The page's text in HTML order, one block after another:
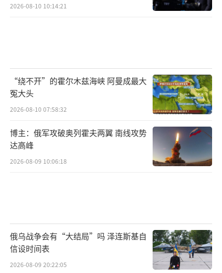
2026-08-10 10:14:21
“绕不开”的霍尔木兹海峡 阿曼成最大
冤大头
2026-08-10 07:58:32
博主：俄军攻破奥列霍夫两翼 南线攻势
达高峰
2026-08-09 10:06:18
俄乌战争会有“大结局”吗 泽连斯基自
信设时间表
2026-08-09 20:22:05